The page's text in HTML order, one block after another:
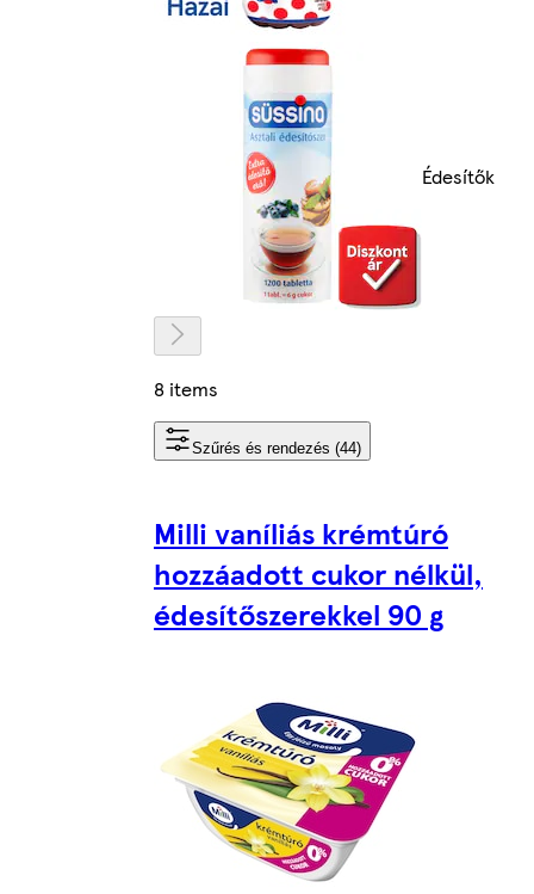
Édesítők
8 items
Szűrés és rendezés (44)
Milli vaníliás krémtúró
hozzáadott cukor nélkül,
édesítőszerekkel 90 g